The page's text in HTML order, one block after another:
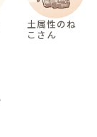
土属性のね
こさん